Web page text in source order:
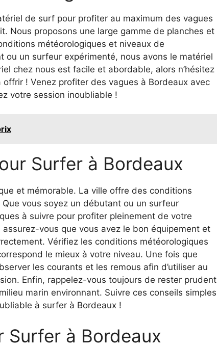
de surf pour profiter au maximum des vagues
Nous proposons une large gamme de planches et
météorologiques et niveaux de
un surfeur expérimenté, nous avons le matériel
chez nous est facile et abordable, alors n’hésitez
! Venez profiter des vagues à Bordeaux avec
votre session inoubliable !
Surfer à Bordeaux
et mémorable. La ville offre des conditions
vous soyez un débutant ou un surfeur
à suivre pour profiter pleinement de votre
vous que vous avez le bon équipement et
Vérifiez les conditions météorologiques
le mieux à votre niveau. Une fois que
les courants et les remous afin d’utiliser au
Enfin, rappelez-vous toujours de rester prudent
marin environnant. Suivre ces conseils simples
à surfer à Bordeaux !
Surfer à Bordeaux